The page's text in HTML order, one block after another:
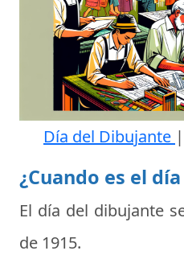
Día del Dibujante |
¿Cuando es el
El día del dibujante
de 1915.